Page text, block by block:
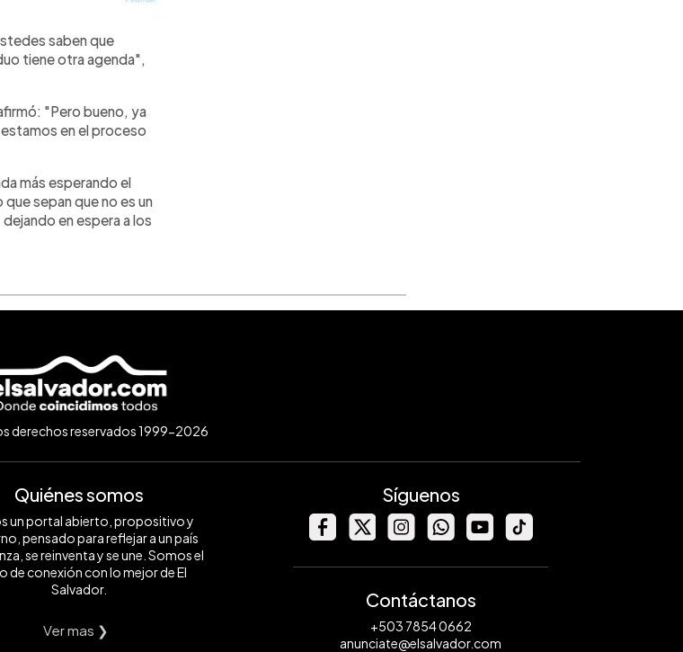
saben que
tiene otra agenda",
"Pero bueno, ya
en el proceso
más esperando el
sepan que no es un
en espera a los
derechos reservados 1999-2026
Quiénes somos
un portal abierto, propositivo y
pensado para reflejar a un país
se reinventa y se une. Somos el
de conexión con lo mejor de El
Salvador.
Ver mas ❯
Síguenos
Contáctanos
+503 7854 0662
anunciate@elsalvador.com